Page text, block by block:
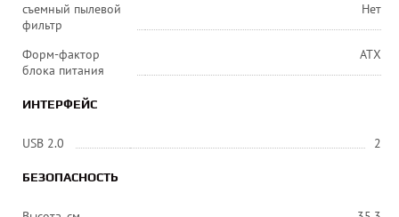
съемный пылевой
фильтр
Нет
Форм-фактор
блока питания
ATX
ИНТЕРФЕЙС
USB 2.0 2
БЕЗОПАСНОСТЬ